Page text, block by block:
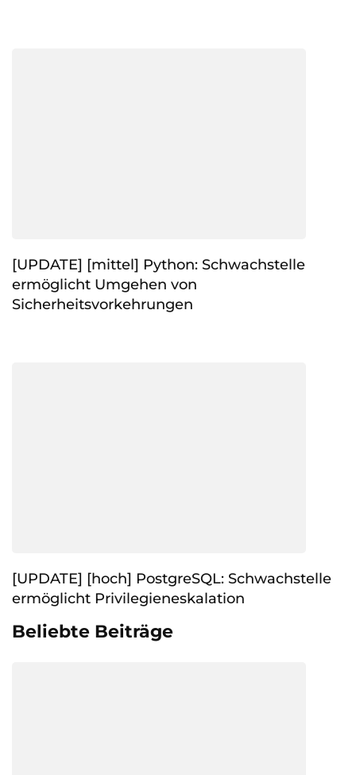
[UPDATE] [mittel] Python: Schwachstelle
ermöglicht Umgehen von
Sicherheitsvorkehrungen
[UPDATE] [hoch] PostgreSQL: Schwachstelle
ermöglicht Privilegieneskalation
Beliebte Beiträge